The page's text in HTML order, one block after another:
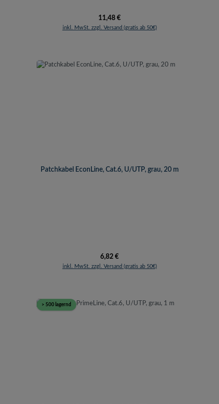
Regulärer Preis:
11,48 €
inkl. MwSt. zzgl. Versand (gratis ab 50€)
Patchkabel EconLine, Cat.6, U/UTP, grau, 20 m
Regulärer Preis:
6,82 €
inkl. MwSt. zzgl. Versand (gratis ab 50€)
> 500 lagernd